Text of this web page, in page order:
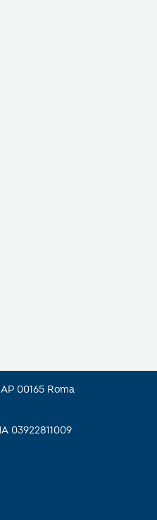
00165 Roma
03922811009